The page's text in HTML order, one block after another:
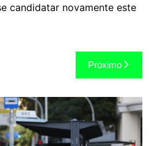
candidatar novamente este
Próximo